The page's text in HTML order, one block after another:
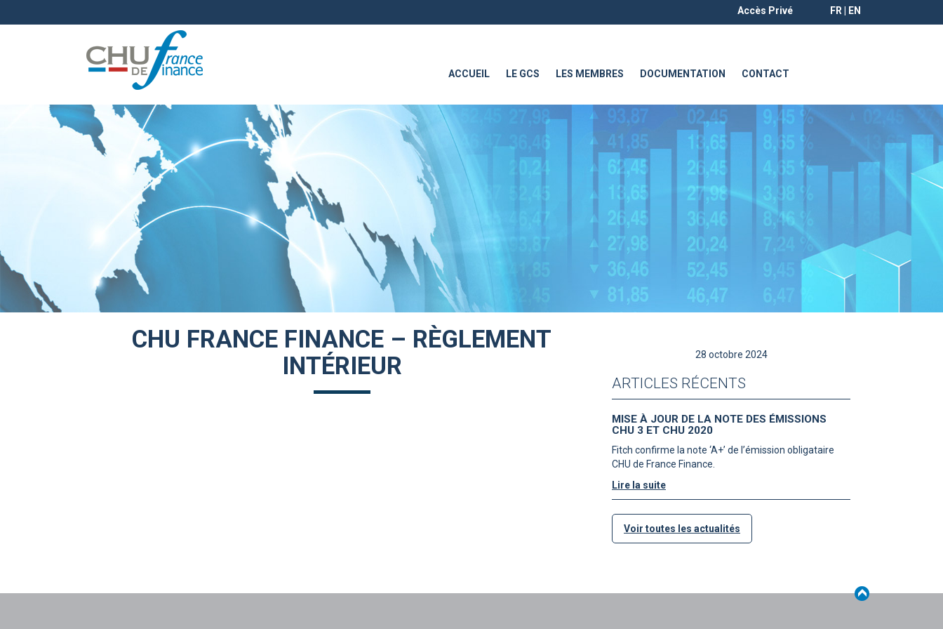
Accès Privé FR | EN
ACCUEIL LE GCS LES MEMBRES DOCUMENTATION CONTACT
CHU FRANCE FINANCE – RÈGLEMENT
INTÉRIEUR
28 octobre 2024
ARTICLES RÉCENTS
MISE À JOUR DE LA NOTE DES ÉMISSIONS
CHU 3 ET CHU 2020
Fitch confirme la note ‘A+’ de l’émission obligataire
CHU de France Finance.
Lire la suite
Voir toutes les actualités